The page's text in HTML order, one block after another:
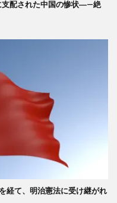
配された中国の惨状―—絶
経て、明治憲法に受け継がれ